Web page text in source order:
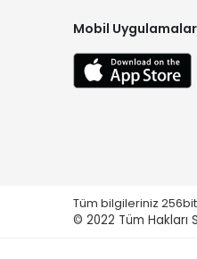
Mobil
Tüm bilgileriniz 256bit
© 2022 Tüm Hakları